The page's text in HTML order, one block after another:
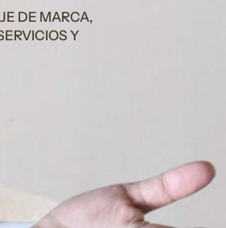
DE MARCA,
Y